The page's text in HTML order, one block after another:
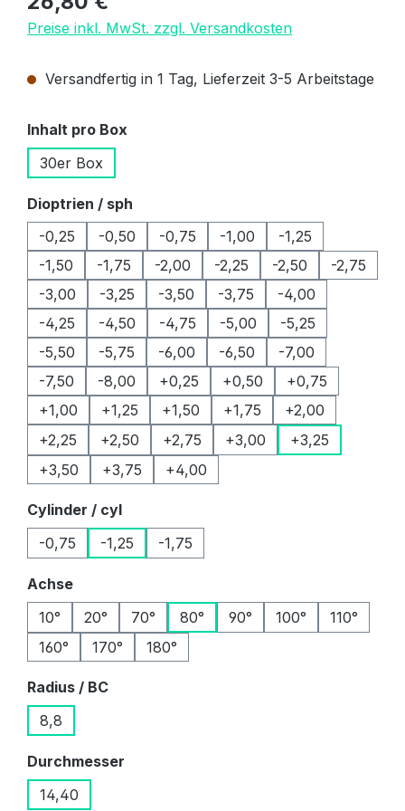
Preise inkl. MwSt. zzgl. Versandkosten
Versandfertig in 1 Tag, Lieferzeit 3-5 Arbeitstage
Inhalt pro Box
30er Box
Dioptrien / sph
-0,25
-0,50 -0,75 -1,00
-1,25
-1,50
-1,75 -2,00 -2,25 -2,50
-2,75
-3,00
-3,25 -3,50 -3,75
-4,00
-4,25
-4,50 -4,75 -5,00
-5,25
-5,50
-5,75 -6,00 -6,50
-7,00
-7,50
-8,00 +0,25 +0,50
+0,75
+1,00
+1,25 +1,50 +1,75
+2,00
+2,25
+2,50 +2,75 +3,00
+3,25
+3,50
+3,75 +4,00
Cylinder / cylauswählen
-0,75
-1,25 -1,75
Achseauswählen
10°
20° 70° 80° 90° 100°
110°
160°
170° 180°
Radius / BCauswählen
8,8
Durchmesser
14,40